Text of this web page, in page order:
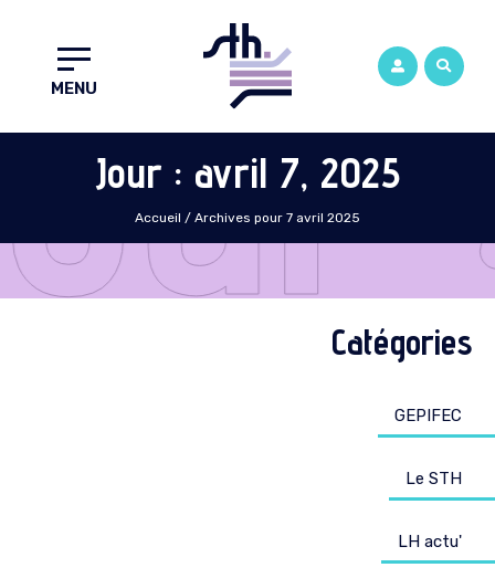
MENU
Jour : avril 7, 2025
Accueil / Archives pour 7 avril 2025
Catégories
GEPIFEC
Le STH
LH actu'